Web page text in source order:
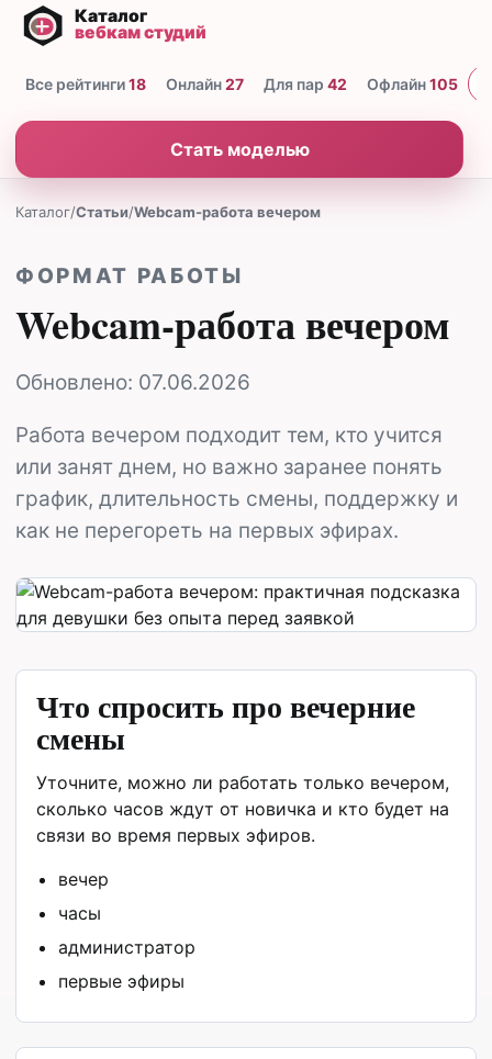
Все рейтинги18 Онлайн27 Для пар 42 Офлайн105
Стать моделью
Каталог/Статьи/Webcam-работа вечером
ФОРМАТ РАБОТЫ
Webcam-работа вечером
Обновлено: 07.06.2026
Работа вечером подходит тем, кто учится
или занят днем, но важно заранее понять
график, длительность смены, поддержку и
как не перегореть на первых эфирах.
Что спросить про вечерние
смены
Уточните, можно ли работать только вечером,
сколько часов ждут от новичка и кто будет на
связи во время первых эфиров.
вечер
часы
администратор
первые эфиры